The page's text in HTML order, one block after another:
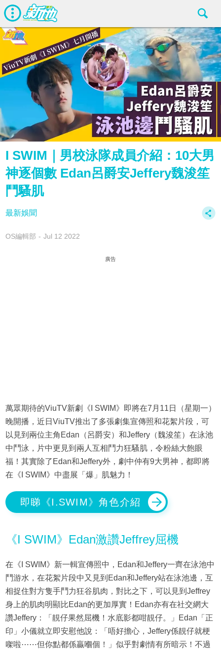
I SWIM｜男校泳隊成員介紹：10大男
神逐個數 Edan呂爵安Jeffery魏浚笙
鬥騷肌
最新娛聞
OS編輯部 Jul 12 2022
廣告
萬眾期待的ViuTV新劇《I SWIM》即將在7月11日（星期一）
晚開播，近日ViuTV推出了多張劇集宣傳照和花絮片段，可
以見到兩位主角Edan（呂爵安）和Jeffery（魏浚笙）在泳池
中鬥泳，片中更見到兩人互相鬥力狂騷肌，令粉絲大飽眼
福！其實除了Edan和Jeffery外，劇中仲有9大男神，都即將
在《I SWIM》中盡展「爆」肌魅力！
即睇《I.SWIM》角色介紹
《I SWIM》Edan激讚Jeffrey屈機
在《I SWIM》新一輯宣傳照中，Edan和Jeffery一齊在泳池中
鬥游水，在花絮片段中又見到Edan和Jeffery站在泳池邊，互
相捉住對方隻手鬥力狂谷肌肉，對比之下，可以見到Jeffrey
身上的肌肉明顯比Edan的更加厚實！Edan亦有在社交網大
讚Jeffery：「靚仔果然屈機！水底影都咁靚仔。」Edan「正
印」小儀就立即安慰他說：「唔好擔心，Jeffery係靚仔就梗
㗎啦⋯⋯但你點都係贏嗰個！」似乎對劇情有所暗示！不過